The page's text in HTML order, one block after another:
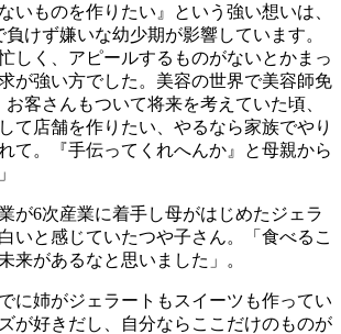
いものを作りたい』という強い想いは、
けず嫌いな幼少期が影響しています。
しく、アピールするものがないとかまっ
が強い方でした。美容の世界で美容師免
客さんもついて将来を考えていた頃、
て店舗を作りたい、やるなら家族でやり
て。『手伝ってくれへんか』と母親から
が6次産業に着手し母がはじめたジェラ
いと感じていたつや子さん。「食べるこ
来があるなと思いました」。
に姉がジェラートもスイーツも作ってい
が好きだし、自分ならここだけのものが